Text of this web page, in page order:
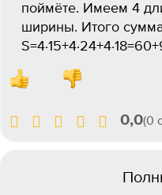
поймёте. Имеем 4
ширины. Итого
0,0(0